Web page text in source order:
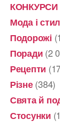
КОНКУРСИ
Мода і
Подорожі
Поради (2
Рецепти
Різне(384)
Свята й
Стосунки